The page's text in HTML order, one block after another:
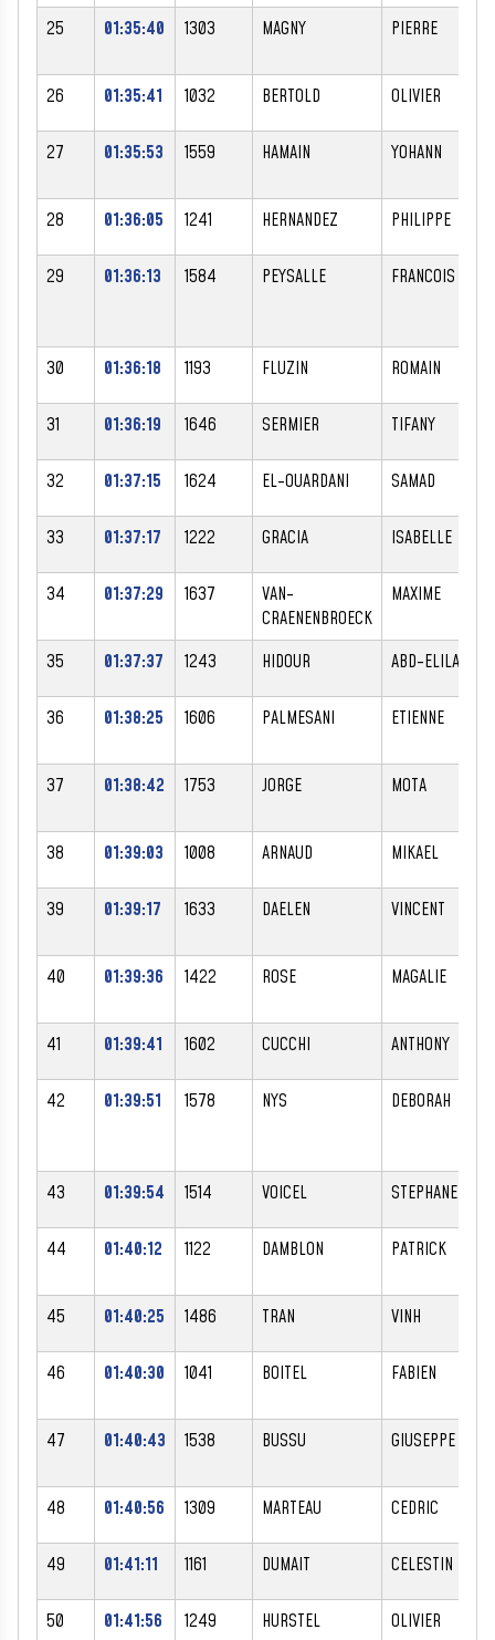
25 01:35:40 1303 MAGNY PIERRE
26 01:35:41 1032 BERTOLD OLIVIER
27 01:35:53 1559 HAMAIN YOHANN
28 01:36:05 1241 HERNANDEZ PHILIPPE
29 01:36:13 1584 PEYSALLE FRANCOIS
30 01:36:18 1193 FLUZIN ROMAIN
31 01:36:19 1646 SERMIER TIFANY
32 01:37:15 1624 EL-OUARDANI SAMAD
33 01:37:17 1222 GRACIA ISABELLE
34 01:37:29 1637
VAN-
CRAENENBROECK
MAXIME
35 01:37:37 1243 HIDOUR ABD-ELILAH
36 01:38:25 1606 PALMESANI ETIENNE
37 01:38:42 1753 JORGE MOTA
38 01:39:03 1008 ARNAUD MIKAEL
39 01:39:17 1633 DAELEN VINCENT
40 01:39:36 1422 ROSE MAGALIE
41 01:39:41 1602 CUCCHI ANTHONY
42 01:39:51 1578 NYS DEBORAH
43 01:39:54 1514 VOICEL STEPHANE
44 01:40:12 1122 DAMBLON PATRICK
45 01:40:25 1486 TRAN VINH
46 01:40:30 1041 BOITEL FABIEN
47 01:40:43 1538 BUSSU GIUSEPPE
48 01:40:56 1309 MARTEAU CEDRIC
49 01:41:11 1161 DUMAIT CELESTIN
50 01:41:56 1249 HURSTEL OLIVIER